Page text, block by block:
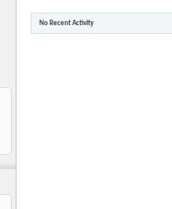
No Recent Activity